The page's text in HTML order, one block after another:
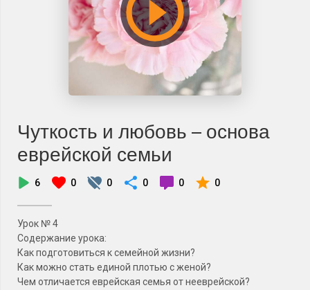
Чуткость и любовь – основа
еврейской семьи
6 0 0 0 0 0
Урок № 4
Содержание урока:
Как подготовиться к семейной жизни?
Как можно стать единой плотью с женой?
Чем отличается еврейская семья от нееврейской?